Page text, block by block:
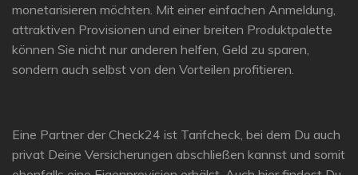
monetarisieren möchten. Mit einer einfachen Anmeldung,
attraktiven Provisionen und einer breiten Produktpalette
können Sie nicht nur anderen helfen, Geld zu sparen,
sondern auch selbst von den Vorteilen profitieren.
Eine Partner der Check24 ist Tarifcheck, bei dem Du auch
privat Deine Versicherungen abschließen kannst und somit